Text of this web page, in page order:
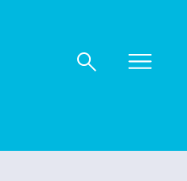
Naar
Naar